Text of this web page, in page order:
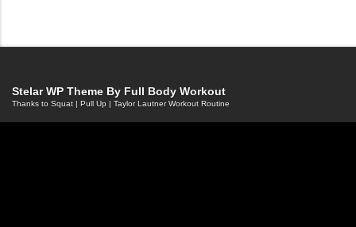
Stelar WP Theme By Full Body Workout
Thanks to Squat | Pull Up | Taylor Lautner Workout Routine